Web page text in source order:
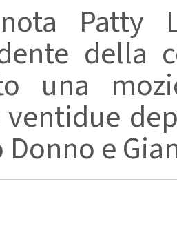
Patty
della
una
ventidue
e